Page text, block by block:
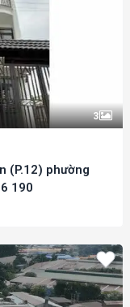
3
(P.12) phường
190